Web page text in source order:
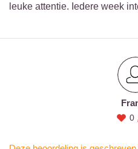
leuke attentie. Iedere week
0